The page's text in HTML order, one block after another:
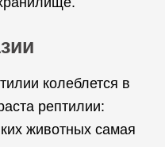
колеблется в
рептилии:
животных самая